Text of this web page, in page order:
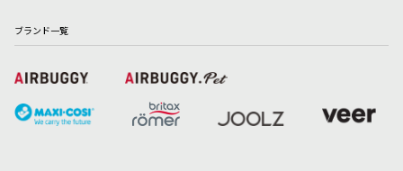
ブランド一覧